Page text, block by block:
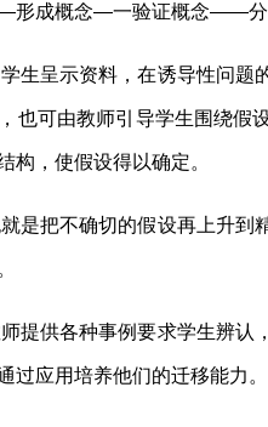
形成概念—一验证概念——分
生呈示资料，在诱导性问
也可由教师引导学生围绕假
构，使假设得以确定。
是把不确切的假设再上升
提供各种事例要求学生辨
过应用培养他们的迁移能力。